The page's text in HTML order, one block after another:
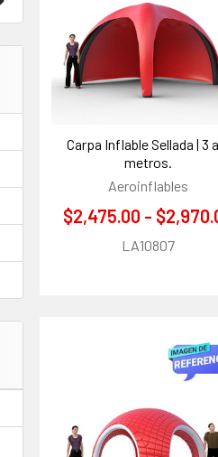
Carpa Inflable Sellada | 3
metros.
Aeroinflables
$2,475.00 -
LA10807